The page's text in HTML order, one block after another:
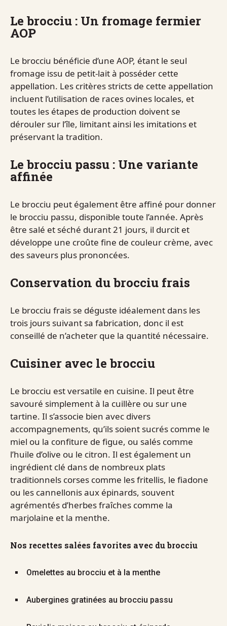
Le brocciu : Un fromage fermier
AOP
Le brocciu bénéficie d’une AOP, étant le seul
fromage issu de petit-lait à posséder cette
appellation. Les critères stricts de cette appellation
incluent l’utilisation de races ovines locales, et
toutes les étapes de production doivent se
dérouler sur l’île, limitant ainsi les imitations et
préservant la tradition.
Le brocciu passu : Une variante
affinée
Le brocciu peut également être affiné pour donner
le brocciu passu, disponible toute l’année. Après
être salé et séché durant 21 jours, il durcit et
développe une croûte fine de couleur crème, avec
des saveurs plus prononcées.
Conservation du brocciu frais
Le brocciu frais se déguste idéalement dans les
trois jours suivant sa fabrication, donc il est
conseillé de n’acheter que la quantité nécessaire.
Cuisiner avec le brocciu
Le brocciu est versatile en cuisine. Il peut être
savouré simplement à la cuillère ou sur une
tartine. Il s’associe bien avec divers
accompagnements, qu’ils soient sucrés comme le
miel ou la confiture de figue, ou salés comme
l’huile d’olive ou le citron. Il est également un
ingrédient clé dans de nombreux plats
traditionnels corses comme les fritellis, le fiadone
ou les cannellonis aux épinards, souvent
agrémentés d’herbes fraîches comme la
marjolaine et la menthe.
Nos recettes salées favorites avec du brocciu
Omelettes au brocciu et à la menthe
Aubergines gratinées au brocciu passu